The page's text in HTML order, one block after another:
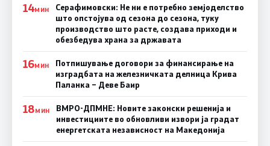
14МИН
Серафимовски: Не ни е потребно земјоделство
што опстојува од сезона до сезона, туку
производство што расте, создава приходи и
обезбедува храна за државата
16МИН
Потпишување договори за финансирање на
изградбата на железничката делница Крива
Паланка – Деве Баир
18МИН
ВМРО-ДПМНЕ: Новите законски решенија и
инвестициите во обновливи извори ја градат
енергетската независност на Македонија